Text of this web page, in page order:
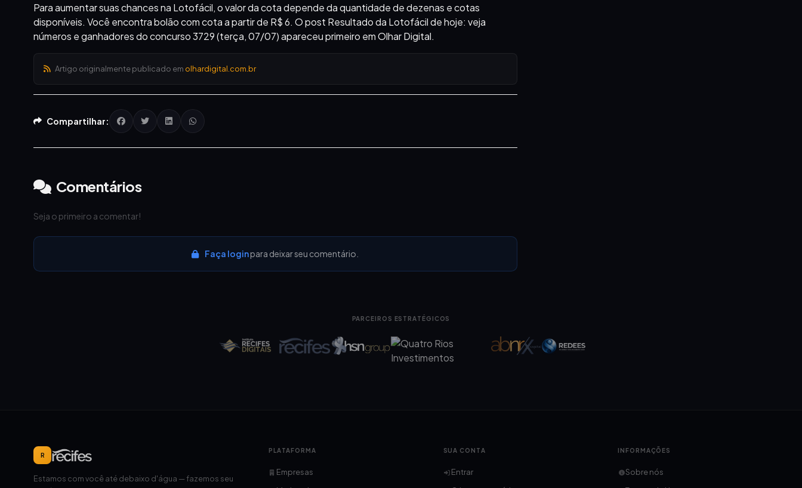
Para aumentar suas chances na Lotofácil, o valor da cota depende da quantidade de dezenas e cotas
disponíveis. Você encontra bolão com cota a partir de R$ 6. O post Resultado da Lotofácil de hoje: veja
números e ganhadores do concurso 3729 (terça, 07/07) apareceu primeiro em Olhar Digital.
Artigo originalmente publicado em olhardigital.com.br
Compartilhar:
Comentários
Seja o primeiro a comentar!
Faça loginpara deixar seu comentário.
PARCEIROS ESTRATÉGICOS
R
Estamos com você até debaixo d'água — fazemos seu
PLATAFORMA
Empresas
SUA CONTA
Entrar
INFORMAÇÕES
Sobre nós